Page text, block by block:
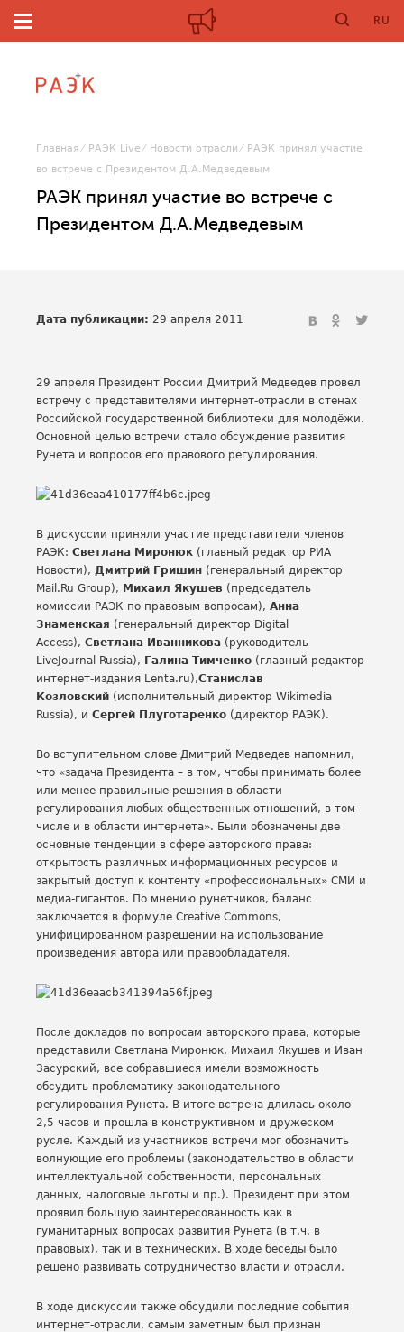
RU
Главная РАЭК Live Новости отрасли
РАЭК принял участие
во встрече с Президентом Д.А.Медведевым
РАЭК принял участие во встрече с
Президентом Д.А.Медведевым
Дата публикации: 29 апреля 2011
29 апреля Президент России Дмитрий Медведев провел
встречу с представителями интернет-отрасли в стенах
Российской государственной библиотеки для молодёжи.
Основной целью встречи стало обсуждение развития
Рунета и вопросов его правового регулирования.
В дискуссии приняли участие представители членов
РАЭК: Светлана Миронюк (главный редактор РИА
Новости), Дмитрий Гришин (генеральный директор
Mail.Ru Group), Михаил Якушев (председатель
комиссии РАЭК по правовым вопросам), Анна
Знаменская (генеральный директор Digital
Access), Светлана Иванникова (руководитель
LiveJournal Russia), Галина Тимченко (главный редактор
интернет-издания Lenta.ru),Станислав
Козловский (исполнительный директор Wikimedia
Russia), и Сергей Плуготаренко (директор РАЭК).
Во вступительном слове Дмитрий Медведев напомнил,
что «задача Президента – в том, чтобы принимать более
или менее правильные решения в области
регулирования любых общественных отношений, в том
числе и в области интернета». Были обозначены две
основные тенденции в сфере авторского права:
открытость различных информационных ресурсов и
закрытый доступ к контенту «профессиональных» СМИ и
медиа-гигантов. По мнению рунетчиков, баланс
заключается в формуле Creative Commons,
унифицированном разрешении на использование
произведения автора или правообладателя.
После докладов по вопросам авторского права, которые
представили Светлана Миронюк, Михаил Якушев и Иван
Засурский, все собравшиеся имели возможность
обсудить проблематику законодательного
регулирования Рунета. В итоге встреча длилась около
2,5 часов и прошла в конструктивном и дружеском
русле. Каждый из участников встречи мог обозначить
волнующие его проблемы (законодательство в области
интеллектуальной собственности, персональных
данных, налоговые льготы и пр.). Президент при этом
проявил большую заинтересованность как в
гуманитарных вопросах развития Рунета (в т.ч. в
правовых), так и в технических. В ходе беседы было
решено развивать сотрудничество власти и отрасли.
В ходе дискуссии также обсудили последние события
интернет-отрасли, самым заметным был признан